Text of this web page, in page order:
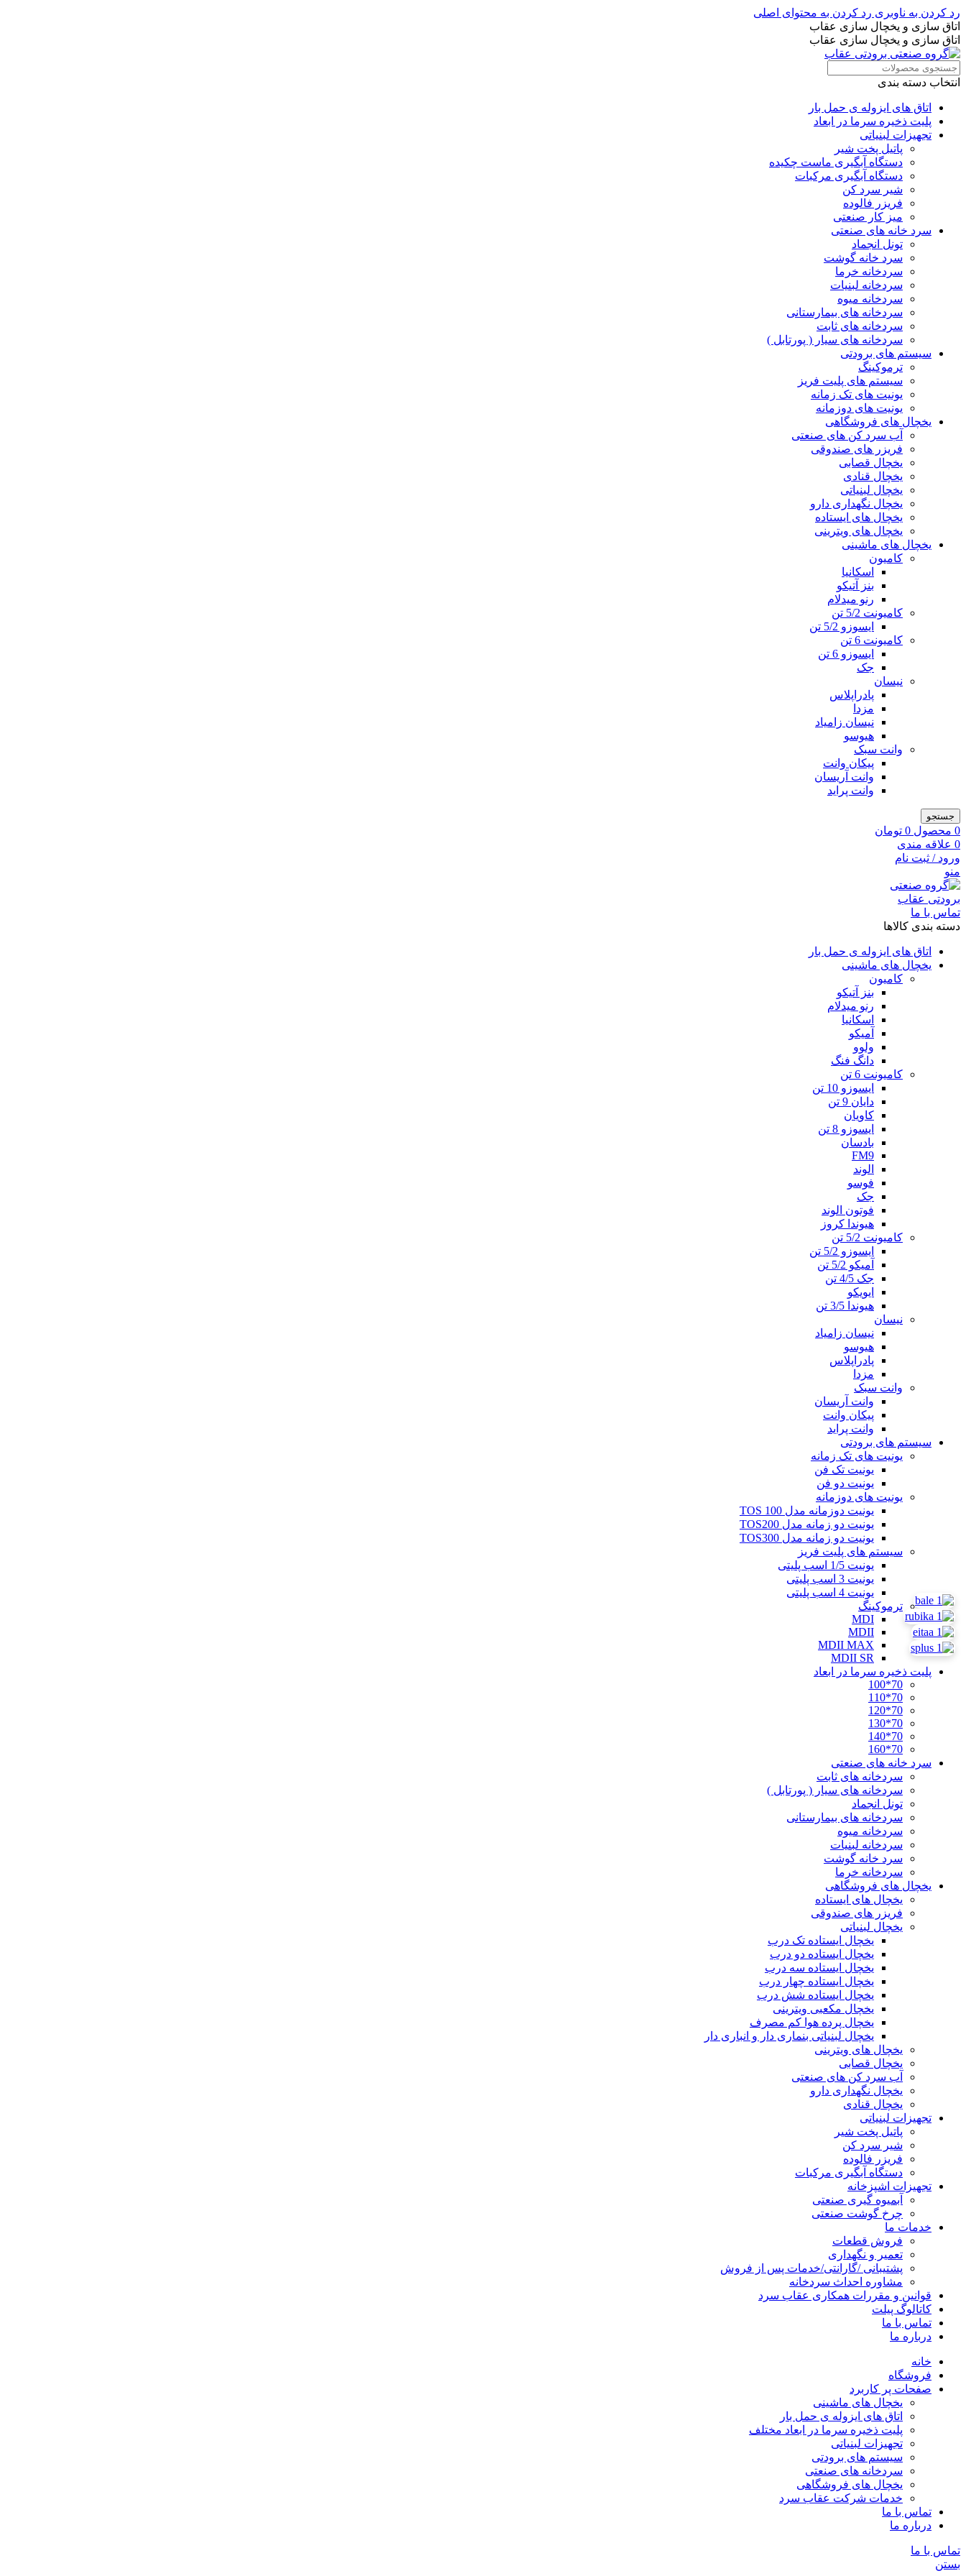
رد کردن به ناوبری رد کردن به محتوای اصلی
اتاق سازی و یخچال سازی عقاب
اتاق سازی و یخچال سازی عقاب
انتخاب دسته بندی
اتاق های ایزوله ی حمل بار
پلیت ذخیره سرما در ابعاد
تجهیزات لبنیاتی
پاتیل پخت شیر
دستگاه آبگیری ماست چکیده
دستگاه آبگیری مرکبات
شیر سرد کن
فریزر فالوده
میز کار صنعتی
سرد خانه های صنعتی
تونل انجماد
سرد خانه گوشت
سردخانه خرما
سردخانه لبنیات
سردخانه میوه
سردخانه های بیمارستانی
سردخانه های ثابت
سردخانه های سیار ( پورتابل )
سیستم های برودتی
ترموکینگ
سیستم های پلیت فریز
یونیت های تک زمانه
یونیت های دوزمانه
یخچال های فروشگاهی
آب سرد کن های صنعتی
فریزر های صندوقی
یخچال قصابی
یخچال قنادی
یخچال لبنیاتی
یخچال نگهداری دارو
یخچال های ایستاده
یخچال های ویترینی
یخچال های ماشینی
کامیون
اسکانیا
بنز آتیکو
رنو میدلام
کامیونت 5/2 تن
ایسوزو 5/2 تن
کامیونت 6 تن
ایسوزو 6 تن
جک
نیسان
پادراپلاس
مزدا
نیسان زامیاد
هیوسو
وانت سبک
پیکان وانت
وانت آریسان
وانت پراید
جستجو
0 محصول 0 تومان
0 علاقه مندی
ورود / ثبت نام
منو
تماس با ما
دسته بندی کالاها
اتاق های ایزوله ی حمل بار
یخچال های ماشینی
کامیون
بنز آتیکو
رنو میدلام
اسکانیا
آمیکو
ولوو
دانگ فنگ
کامیونت 6 تن
ایسوزو 10 تن
دایان 9 تن
کاویان
ایسوزو 8 تن
بادسان
FM9
الوند
فوسو
جک
فوتون الوند
هیوندا کروز
کامیونت 5/2 تن
ایسوزو 5/2 تن
آمیکو 5/2 تن
جک 4/5 تن
ایویکو
هیوندا 3/5 تن
نیسان
نیسان زامیاد
هیوسو
پادراپلاس
مزدا
وانت سبک
وانت آریسان
پیکان وانت
وانت پراید
سیستم های برودتی
یونیت های تک زمانه
یونیت تک فن
یونیت دو فن
یونیت های دوزمانه
یونیت دوزمانه مدل TOS 100
یونیت دو زمانه مدل TOS200
یونیت دو زمانه مدل TOS300
سیستم های پلیت فریز
یونیت 1/5 اسب پلیتی
یونیت 3 اسب پلیتی
یونیت 4 اسب پلیتی
ترموکینگ
MDI
MDII
MDII MAX
MDII SR
پلیت ذخیره سرما در ابعاد
70*100
70*110
70*120
70*130
70*140
70*160
سرد خانه های صنعتی
سردخانه های ثابت
سردخانه های سیار ( پورتابل )
تونل انجماد
سردخانه های بیمارستانی
سردخانه میوه
سردخانه لبنیات
سرد خانه گوشت
سردخانه خرما
یخچال های فروشگاهی
یخچال های ایستاده
فریزر های صندوقی
یخچال لبنیاتی
یخچال ایستاده تک درب
یخچال ایستاده دو درب
یخچال ایستاده سه درب
یخچال ایستاده چهار درب
یخچال ایستاده شش درب
یخچال مکعبی ویترینی
یخچال پرده هوا کم مصرف
یخچال لبنیاتی بنماری دار و انباری دار
یخچال های ویترینی
یخچال قصابی
آب سرد کن های صنعتی
یخچال نگهداری دارو
یخچال قنادی
تجهیزات لبنیاتی
پاتیل پخت شیر
شیر سرد کن
فریزر فالوده
دستگاه آبگیری مرکبات
تجهیزات اشپزخانه
آبمیوه گیری صنعتی
چرخ گوشت صنعتی
خدمات ما
فروش قطعات
تعمیر و نگهداری
پشتیبانی /گارانتی/خدمات پس از فروش
مشاوره احداث سردخانه
قوانین و مقررات همکاری عقاب سرد
کاتالوگ پیلت
تماس با ما
درباره ما
خانه
فروشگاه
صفحات پر کاربرد
یخچال های ماشینی
اتاق های ایزوله ی حمل بار
پلیت ذخیره سرما در ابعاد مختلف
تجهیزات لبنیاتی
سیستم های برودتی
سردخانه های صنعتی
یخچال های فروشگاهی
خدمات شرکت عقاب سرد
تماس با ما
درباره ما
تماس با ما
بستن